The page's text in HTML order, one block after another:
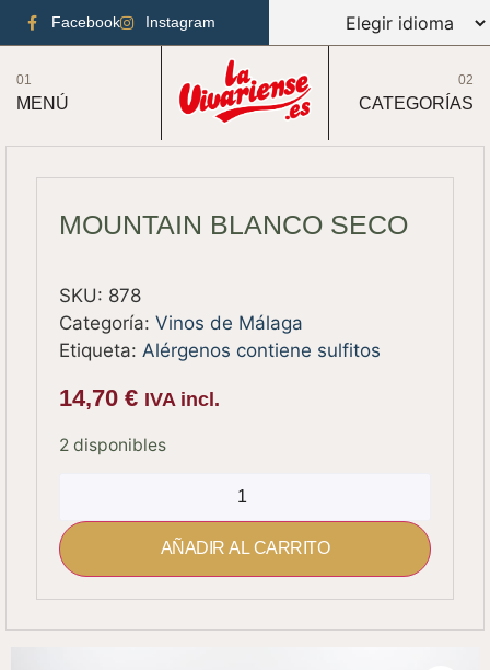
Facebook Instagram
01
MENÚ
02
CATEGORÍAS
MOUNTAIN BLANCO SECO
SKU: 878
Categoría:Vinos de Málaga
Etiqueta: Alérgenos contiene sulfitos
14,70€ IVA incl.
2 disponibles
AÑADIR AL CARRITO